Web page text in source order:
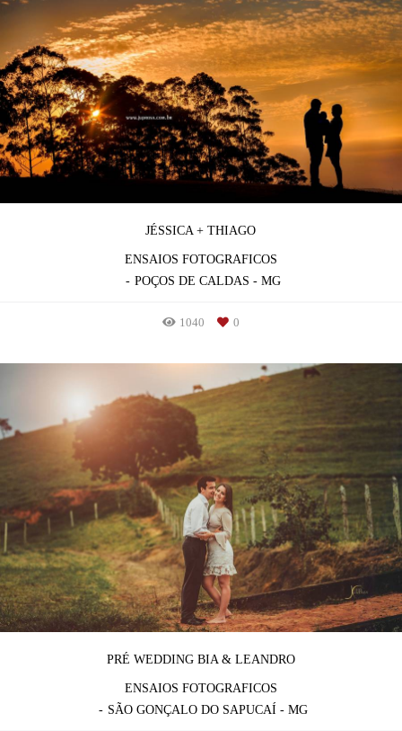
JÉSSICA + THIAGO
ENSAIOS FOTOGRAFICOS
POÇOS DE CALDAS - MG
1040 0
PRÉ WEDDING BIA & LEANDRO
ENSAIOS FOTOGRAFICOS
SÃO GONÇALO DO SAPUCAÍ - MG